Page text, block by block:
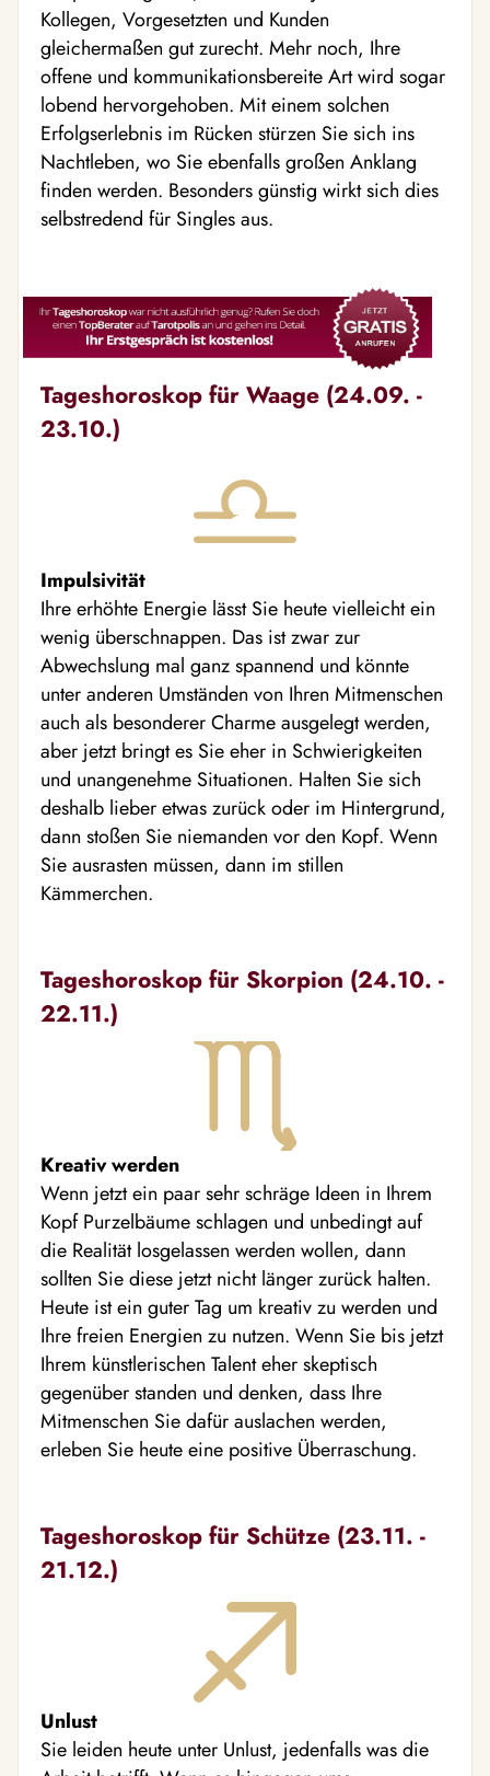
Kollegen, Vorgesetzten und Kunden
gleichermaßen gut zurecht. Mehr noch, Ihre
offene und kommunikationsbereite Art wird sogar
lobend hervorgehoben. Mit einem solchen
Erfolgserlebnis im Rücken stürzen Sie sich ins
Nachtleben, wo Sie ebenfalls großen Anklang
finden werden. Besonders günstig wirkt sich dies
selbstredend für Singles aus.
Tageshoroskop für Waage (24.09. -
23.10.)
Impulsivität
Ihre erhöhte Energie lässt Sie heute vielleicht ein
wenig überschnappen. Das ist zwar zur
Abwechslung mal ganz spannend und könnte
unter anderen Umständen von Ihren Mitmenschen
auch als besonderer Charme ausgelegt werden,
aber jetzt bringt es Sie eher in Schwierigkeiten
und unangenehme Situationen. Halten Sie sich
deshalb lieber etwas zurück oder im Hintergrund,
dann stoßen Sie niemanden vor den Kopf. Wenn
Sie ausrasten müssen, dann im stillen
Kämmerchen.
Tageshoroskop für Skorpion (24.10. -
22.11.)
Kreativ werden
Wenn jetzt ein paar sehr schräge Ideen in Ihrem
Kopf Purzelbäume schlagen und unbedingt auf
die Realität losgelassen werden wollen, dann
sollten Sie diese jetzt nicht länger zurück halten.
Heute ist ein guter Tag um kreativ zu werden und
Ihre freien Energien zu nutzen. Wenn Sie bis jetzt
Ihrem künstlerischen Talent eher skeptisch
gegenüber standen und denken, dass Ihre
Mitmenschen Sie dafür auslachen werden,
erleben Sie heute eine positive Überraschung.
Tageshoroskop für Schütze (23.11. -
21.12.)
Unlust
Sie leiden heute unter Unlust, jedenfalls was die